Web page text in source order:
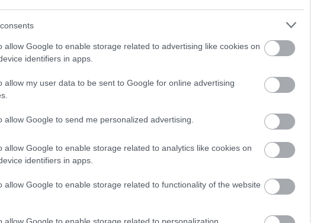
allow Google to enable storage related to advertising like cookies on
identifiers in apps.
allow my user data to be sent to Google for online advertising
allow Google to send me personalized advertising.
allow Google to enable storage related to analytics like cookies on
identifiers in apps.
allow Google to enable storage related to functionality of the website